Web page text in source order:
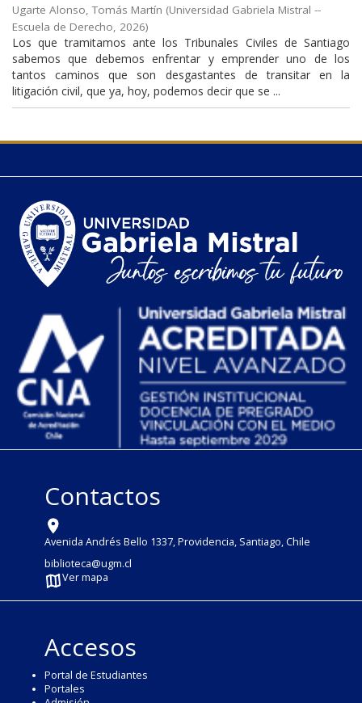
Ugarte Alonso, Tomás Martín (Universidad Gabriela Mistral --
Escuela de Derecho, 2026)
Los que tramitamos ante los Tribunales Civiles de Santiago
sabemos que debemos enfrentar y emprender uno de los
tantos caminos que son desgastantes de transitar en la
litigación civil, que ya, hoy, podemos decir que se ...
Contactos
Avenida Andrés Bello 1337, Providencia, Santiago, Chile
biblioteca@ugm.cl
Ver mapa
Accesos
Portal de Estudiantes
Portales